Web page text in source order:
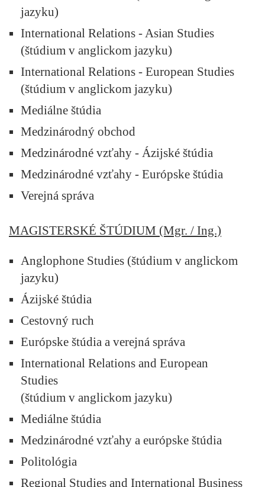
jazyku)
International Relations - Asian Studies
(štúdium v anglickom jazyku)
International Relations - European Studies
(štúdium v anglickom jazyku)
Mediálne štúdia
Medzinárodný obchod
Medzinárodné vzťahy - Ázijské štúdia
Medzinárodné vzťahy - Európske štúdia
Verejná správa
MAGISTERSKÉ ŠTÚDIUM (Mgr. / Ing.)
Anglophone Studies (štúdium v anglickom
jazyku)
Ázijské štúdia
Cestovný ruch
Európske štúdia a verejná správa
International Relations and European
Studies
(štúdium v anglickom jazyku)
Mediálne štúdia
Medzinárodné vzťahy a európske štúdia
Politológia
Regional Studies and International Business